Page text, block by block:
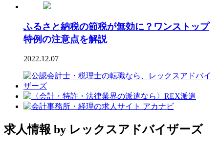
ふるさと納税の節税が無効に？ワンストップ
特例の注意点を解説
2022.12.07
求人情報 by レックスアドバイザーズ